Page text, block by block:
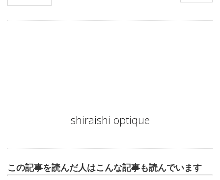
shiraishi optique
この記事を読んだ人はこんな記事も読んでいます